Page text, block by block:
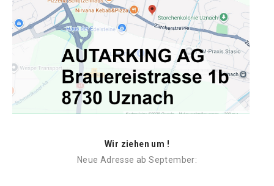
Wir ziehen um !
Neue Adresse ab September: